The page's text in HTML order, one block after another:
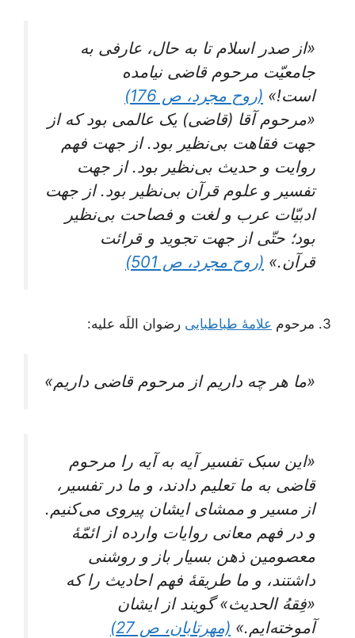
«از صدر اسلام تا به حال، عارفی به
جامعیّت مرحوم قاضی نیامده
است!» (روح مجرد، ص 176)
«مرحوم‌ آقا (قاضی) یک‌ عالمی‌ بود که‌ از
جهت‌ فقاهت‌ بی‌نظیر بود. از جهت‌ فهم‌
روایت‌ و حدیث‌ بی‌نظیر بود. از جهت‌
تفسیر و علوم‌ قرآن‌ بی‌نظیر بود. از جهت‌
ادبیّات‌ عرب‌ و لغت‌ و فصاحت‌ بی‌نظیر
بود؛ حتّی‌ از جهت‌ تجوید و قرائت‌
قرآن‌.» (روح مجرد، ص 501)
3. مرحوم علامۀ طباطبایی رضوان اللَه علیه:
«ما هر چه داریم از مرحوم قاضى داریم»
«این‌ سبک‌ تفسیر آیه‌ به‌ آیه‌ را مرحوم‌
قاضی‌ به ما تعلیم‌ دادند، و ما در تفسیر،
از مسیر و ممشای‌ ایشان‌ پیروی‌ می‌کنیم‌.
و در فهم‌ معانی‌ روایات‌ وارده‌ از ائمّۀ
معصومین‌ ذهن‌ بسیار باز و روشنی‌
داشتند، و ما طریقۀ فهم‌ احادیث‌ را که‌
«فِقهُ الحدیث‌» گویند از ایشان‌
آموخته‌ایم‌.» (مهرتابان، ص 27)